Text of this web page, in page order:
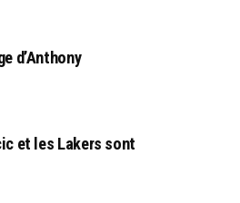
d’Anthony
et les Lakers sont